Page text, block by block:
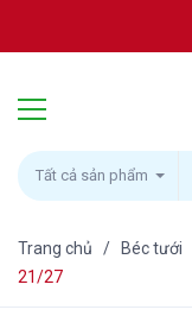
Tất cả sản phẩm
Trang chủ / Béc tưới
21/27